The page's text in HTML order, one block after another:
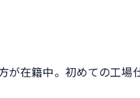
在籍中。初めての工場